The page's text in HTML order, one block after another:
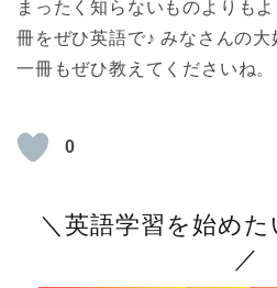
まったく知らないものよりも
冊をぜひ英語で♪ みなさんの
一冊もぜひ教えてくださいね。
0
＼英語学習を始め
／